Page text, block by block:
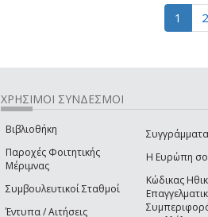
1 2
ΧΡΗΣΙΜΟΙ ΣΥΝΔΕΣΜΟΙ
Βιβλιοθήκη
Παροχές Φοιτητικής
Μέριμνας
Συμβουλευτικοί Σταθμοί
Έντυπα / Αιτήσεις
Η Ευρώπη
Κώδικας